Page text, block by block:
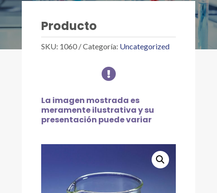
Producto
SKU: 1060 Categoría: Uncategorized

La imagen mostrada es
meramente ilustrativa y su
presentación puede variar